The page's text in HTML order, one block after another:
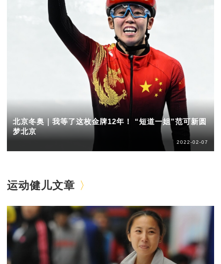
北京冬奥｜我等了这枚金牌12年！ “短道一姐”范可新圆
梦北京
2022-02-07
运动健儿文章